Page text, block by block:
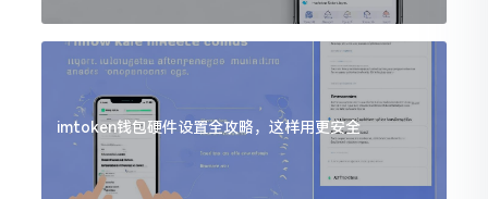
imtoken钱包硬件设置全攻略，这样用更安全